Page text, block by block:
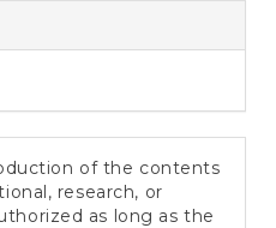
of the contents
research, or
as long as the